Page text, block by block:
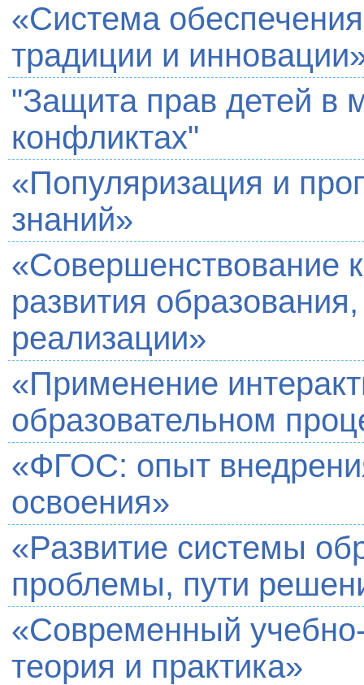
«Система
традиции и
"Защита прав детей в
конфликтах"
«Популяризация и
знаний»
«Совершенствование
развития
реализации»
«Применение
образовательном
«ФГОС: опыт
освоения»
«Развитие системы
проблемы, пути
«Современный
теория и практика»